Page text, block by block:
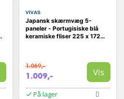
VIVAS
Japansk skærmvæg 5-
paneler - Portugisiske blå
keramiske fliser 225 x 172
1.069,-
1.009,- Vis
På lager